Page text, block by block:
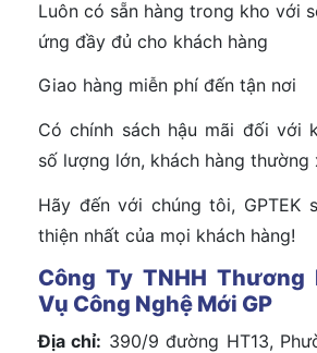
Luôn có sẵn hàng trong kho với
ứng đầy đủ cho khách hàng
Giao hàng miễn phí đến tận nơi
Có chính sách hậu mãi đối với
số lượng lớn, khách hàng thường
Hãy đến với chúng tôi, GPTEK
thiện nhất của mọi khách hàng!
Công Ty TNHH Thương
Vụ Công Nghệ Mới GP
Địa chỉ: 390/9 đường HT13,